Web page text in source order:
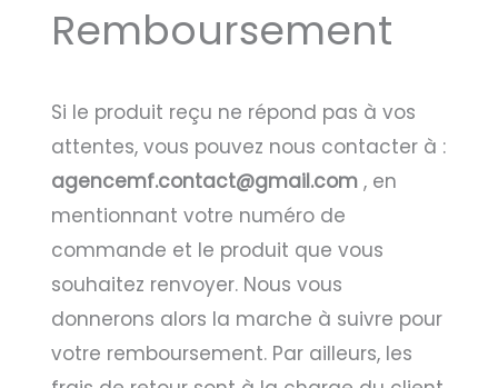
Remboursement
Si le produit reçu ne répond pas à vos
attentes, vous pouvez nous contacter à :
agencemf.contact@gmail.com, en
mentionnant votre numéro de
commande et le produit que vous
souhaitez renvoyer. Nous vous
donnerons alors la marche à suivre pour
votre remboursement. Par ailleurs, les